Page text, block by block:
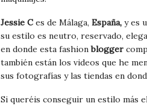
Jessie C es de Málaga, España, y es
su estilo es neutro, reservado,
en donde esta fashionblogger
también están los videos que he
sus fotografías y las tiendas en
Si queréis conseguir un estilo más